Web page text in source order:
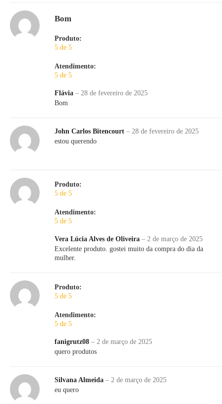
Bom
Produto:
5 de 5
Atendimento:
5 de 5
Flávia – 28 de fevereiro de 2025
Bom
John Carlos Bitencourt – 28 de fevereiro de 2025
estou querendo
Produto:
5 de 5
Atendimento:
5 de 5
Vera Lúcia Alves de Oliveira – 2 de março de 2025
Excelente produto. gostei muito da compra do dia da
mulher.
Produto:
5 de 5
Atendimento:
5 de 5
fanigrutz08 – 2 de março de 2025
quero produtos
Silvana Almeida – 2 de março de 2025
eu quero